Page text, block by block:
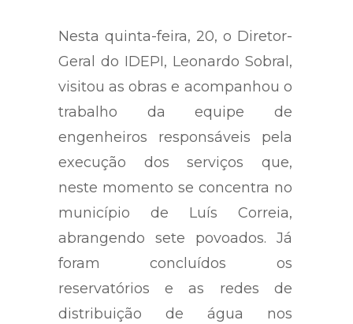
Nesta quinta-feira, 20, o Diretor-
Geral do IDEPI, Leonardo Sobral,
visitou as obras e acompanhou o
trabalho da equipe de
engenheiros responsáveis pela
execução dos serviços que,
neste momento se concentra no
município de Luís Correia,
abrangendo sete povoados. Já
foram concluídos os
reservatórios e as redes de
distribuição de água nos